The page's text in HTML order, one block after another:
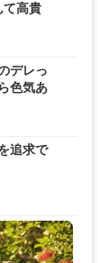
て高貴
デレっ
色気あ
追求で